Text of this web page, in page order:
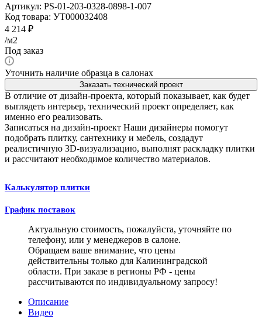
Артикул: PS-01-203-0328-0898-1-007
Код товара: УТ000032408
4 214 ₽
/м2
Под заказ
Уточнить наличие образца в салонах
Заказать технический проект
В отличие от дизайн-проекта, который показывает, как будет
выглядеть интерьер, технический проект определяет, как
именно его реализовать.
Записаться на дизайн-проект Наши дизайнеры помогут
подобрать плитку, сантехнику и мебель, создадут
реалистичную 3D-визуализацию, выполнят раскладку плитки
и рассчитают необходимое количество материалов.
Калькулятор плитки
График поставок
Актуальную стоимость, пожалуйста, уточняйте по
телефону, или у менеджеров в салоне.
Обращаем ваше внимание, что цены
действительны только для Калининградской
области. При заказе в регионы РФ - цены
рассчитываются по индивидуальному запросу!
Описание
Видео